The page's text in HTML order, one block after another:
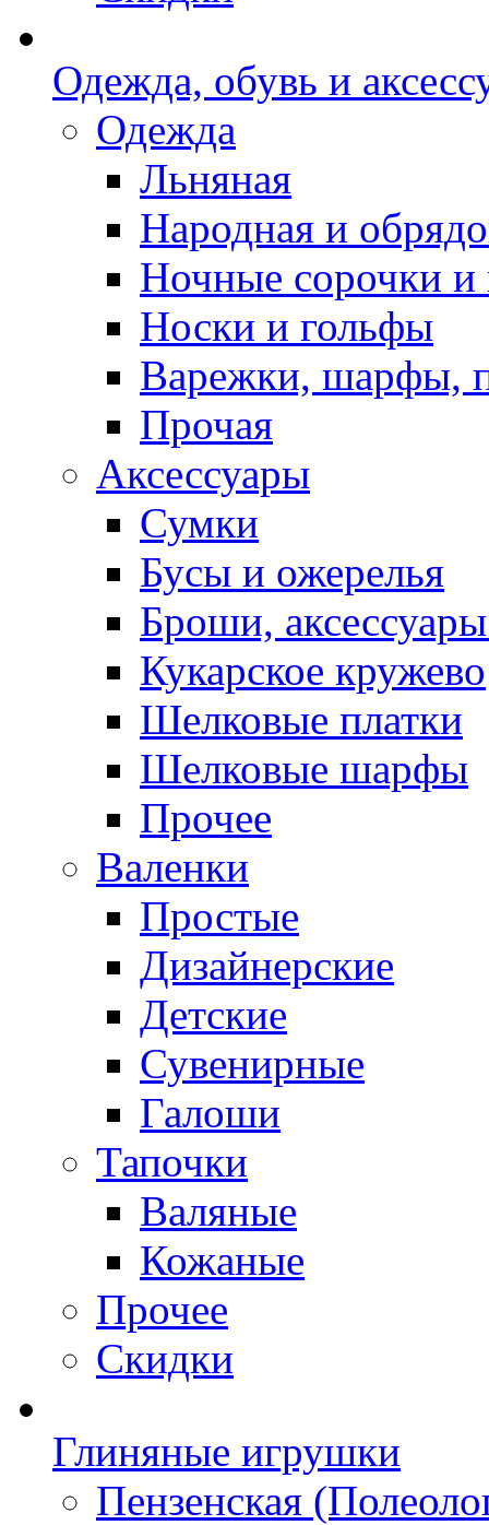
Одежда, обувь и
Одежда
Льняная
Народная и
Ночные сорочки
Носки и гольфы
Варежки, шарфы,
Прочая
Аксессуары
Сумки
Бусы и ожерелья
Броши,
Кукарское кружево
Шелковые платки
Шелковые шарфы
Прочее
Валенки
Простые
Дизайнерские
Детские
Сувенирные
Галоши
Тапочки
Валяные
Кожаные
Прочее
Скидки
Глиняные игрушки
Пензенская